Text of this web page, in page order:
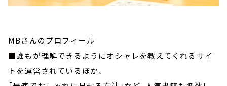
MBさんのプロフィール
■誰もが理解できるようにオシャレを教えてくれるサイ
トを運営されているほか、